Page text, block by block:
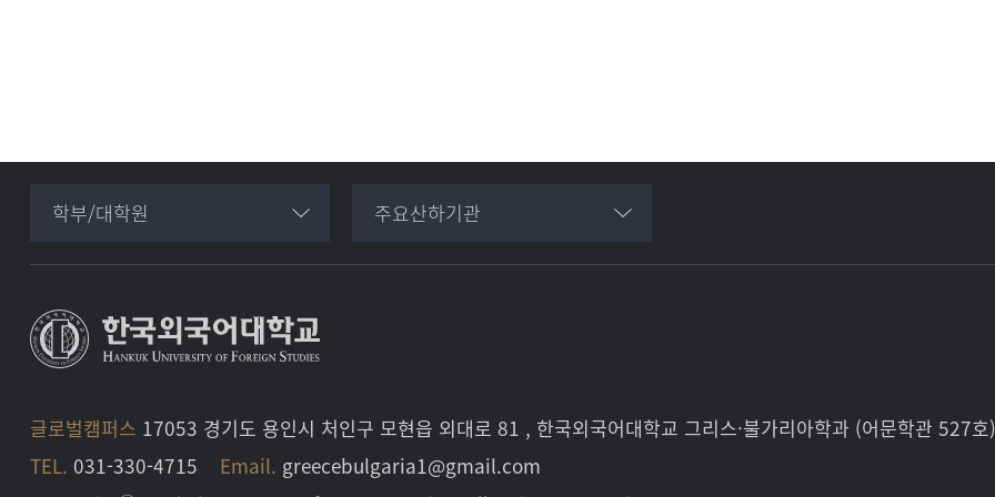
학부/대학원 주요산하기관
글로벌캠퍼스 17053 경기도 용인시 처인구 모현읍 외대로 81 , 한국외국어대학교 그리스·불가리아학과 (어문학관 527호)
TEL. 031-330-4715 Email. greecebulgaria1@gmail.com